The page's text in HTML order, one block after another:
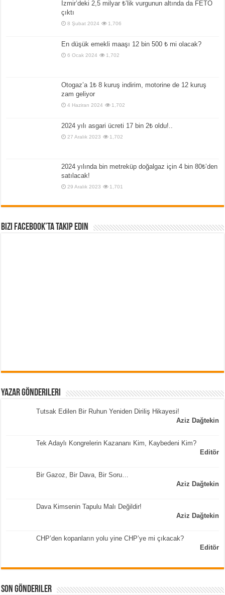
İzmir’deki 2,5 milyar ₺’lik vurgunun altında da FETÖ
çıktı
8 Şubat 2024 1,706
En düşük emekli maaşı 12 bin 500 ₺ mi olacak?
6 Ocak 2024 1,702
Otogaz’a 1₺ 8 kuruş indirim, motorine de 12 kuruş
zam geliyor
4 Haziran 2024 1,702
2024 yılı asgari ücreti 17 bin 2₺ oldu!..
27 Aralık 2023 1,702
2024 yılında bin metreküp doğalgaz için 4 bin 80₺’den
satılacak!
29 Aralık 2023 1,701
Bizi Facebook’ta Takip Edin
Yazar Gönderileri
Tutsak Edilen Bir Ruhun Yeniden Diriliş Hikayesi!
Aziz Dağtekin
Tek Adaylı Kongrelerin Kazananı Kim, Kaybedeni Kim?
Editör
Bir Gazoz, Bir Dava, Bir Soru…
Aziz Dağtekin
Dava Kimsenin Tapulu Malı Değildir!
Aziz Dağtekin
CHP’den kopanların yolu yine CHP’ye mi çıkacak?
Editör
Son Gönderiler